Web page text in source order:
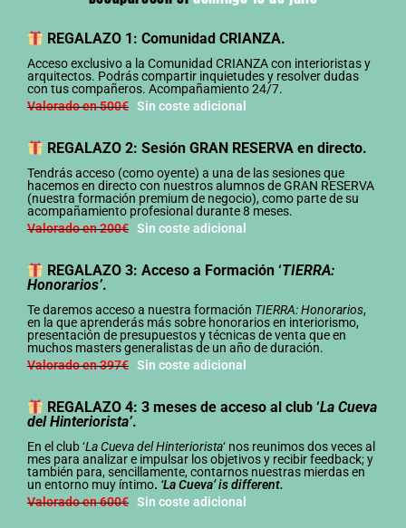
REGALAZO 1: Comunidad CRIANZA.
Acceso exclusivo a la Comunidad CRIANZA con interioristas y
arquitectos. Podrás compartir inquietudes y resolver dudas
con tus compañeros. Acompañamiento 24/7.
Valorado en 500€ Sin coste adicional
REGALAZO 2: Sesión GRAN RESERVA en directo.
Tendrás acceso (como oyente) a una de las sesiones que
hacemos en directo con nuestros alumnos de GRAN RESERVA
(nuestra formación premium de negocio), como parte de su
acompañamiento profesional durante 8 meses.
Valorado en 200€ Sin coste adicional
REGALAZO 3: Acceso a Formación ‘TIERRA:
Honorarios’.
Te daremos acceso a nuestra formación TIERRA: Honorarios,
en la que aprenderás más sobre honorarios en interiorismo,
presentación de presupuestos y técnicas de venta que en
muchos masters generalistas de un año de duración.
Valorado en 397€ Sin coste adicional
REGALAZO 4: 3 meses de acceso al club ‘La Cueva
del Hinteriorista’.
En el club ‘La Cueva del Hinteriorista‘ nos reunimos dos veces al
mes para analizar e impulsar los objetivos y recibir feedback; y
también para, sencillamente, contarnos nuestras mierdas en
un entorno muy íntimo. ‘La Cueva’ is different.
Valorado en 600€ Sin coste adicional